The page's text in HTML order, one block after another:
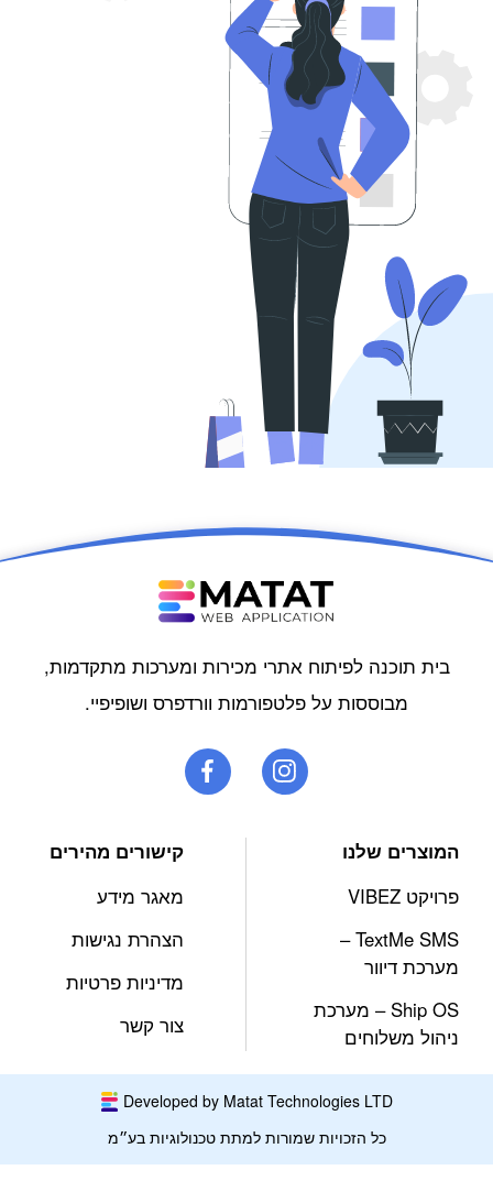
בית תוכנה לפיתוח אתרי מכירות ומערכות מתקדמות,
מבוססות על פלטפורמות וורדפרס ושופיפיי.
המוצרים שלנו
פרויקט VIBEZ
TextMe SMS –
מערכת דיוור
Ship OS – מערכת
ניהול משלוחים
קישורים מהירים
מאגר מידע
הצהרת נגישות
מדיניות פרטיות
צור קשר
כל הזכויות שמורות למתת טכנולוגיות בע״מ
Developed by Matat Technologies LTD